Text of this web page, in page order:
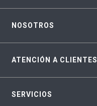
NOSOTROS
ATENCIÓN A CLIENTES
SERVICIOS